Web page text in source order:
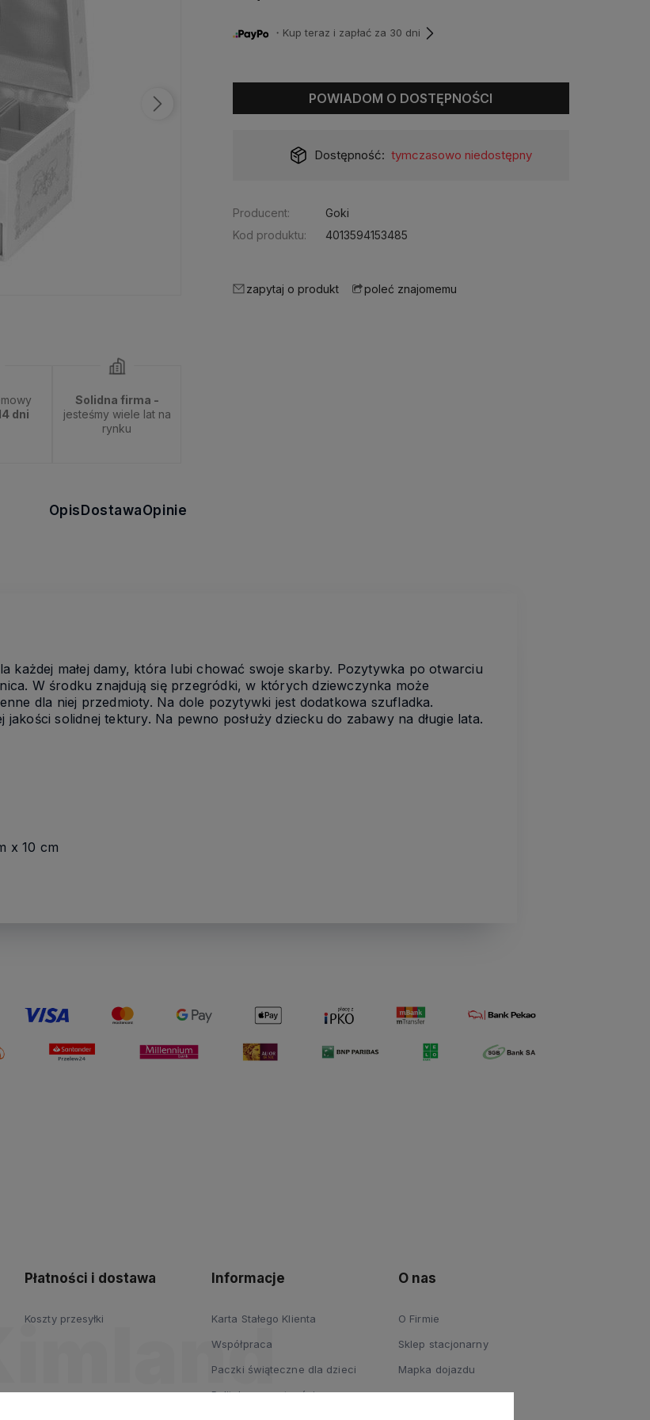
dni
Solidna firma -
jesteśmy wiele lat na
rynku
・Kup teraz i zapłać za 30 dni
POWIADOM O DOSTĘPNOŚCI
Dostępność: tymczasowo niedostępny
Producent:
Goki
Kod produktu:
4013594153485
zapytaj o produkt poleć znajomemu
OpisDostawaOpinie
każdej małej damy, która lubi chować swoje skarby. Pozytywka po otwarciu
W środku znajdują się przegródki, w których dziewczynka może
dla niej przedmioty. Na dole pozytywki jest dodatkowa szufladka.
jakości solidnej tektury. Na pewno posłuży dziecku do zabawy na długie lata.
x 10 cm
Płatności i dostawa
Koszty przesyłki
Informacje
Karta Stałego Klienta
Współpraca
Paczki świąteczne dla dzieci
Polityka prywatności
O nas
O Firmie
Sklep stacjonarny
Mapka dojazdu